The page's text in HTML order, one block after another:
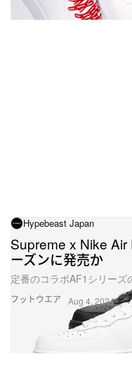
Hypebeast Japan
Supreme x Nike
ーズンに発売か
定番のコラボAF1シリーズ
フットウエア Aug 4, 2024